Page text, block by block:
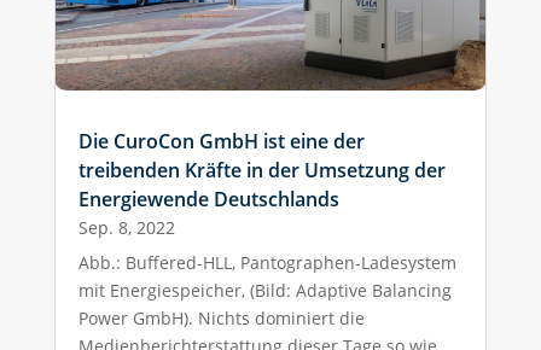
Die CuroCon GmbH ist eine der
treibenden Kräfte in der Umsetzung der
Energiewende Deutschlands
Sep. 8, 2022
Abb.: Buffered-HLL, Pantographen-Ladesystem
mit Energiespeicher, (Bild: Adaptive Balancing
Power GmbH). Nichts dominiert die
Medienberichterstattung dieser Tage so wie